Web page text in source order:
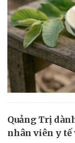
Quảng Trị
nhân viên y tế